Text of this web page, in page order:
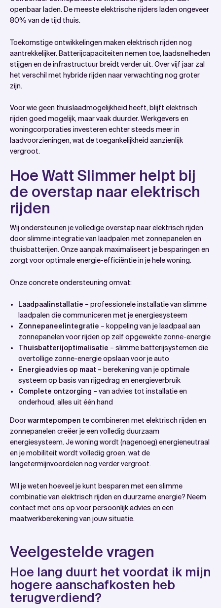
openbaar laden. De meeste elektrische rijders laden ongeveer
80% van de tijd thuis.
Toekomstige ontwikkelingen maken elektrisch rijden nog
aantrekkelijker. Batterijcapaciteiten nemen toe, laadsnelheden
stijgen en de infrastructuur breidt verder uit. Over vijf jaar zal
het verschil met hybride rijden naar verwachting nog groter
zijn.
Voor wie geen thuislaadmogelijkheid heeft, blijft elektrisch
rijden goed mogelijk, maar vaak duurder. Werkgevers en
woningcorporaties investeren echter steeds meer in
laadvoorzieningen, wat de toegankelijkheid aanzienlijk
vergroot.
Hoe Watt Slimmer helpt bij
de overstap naar elektrisch
rijden
Wij ondersteunen je volledige overstap naar elektrisch rijden
door slimme integratie van laadpalen met zonnepanelen en
thuisbatterijen. Onze aanpak maximaliseert je besparingen en
zorgt voor optimale energie-efficiëntie in je hele woning.
Onze concrete ondersteuning omvat:
Laadpaalinstallatie – professionele installatie van slimme
laadpalen die communiceren met je energiesysteem
Zonnepaneelintegratie – koppeling van je laadpaal aan
zonnepanelen voor rijden op zelf opgewekte zonne-energie
Thuisbatterijoptimalisatie – slimme batterijsystemen die
overtollige zonne-energie opslaan voor je auto
Energieadvies op maat – berekening van je optimale
systeem op basis van rijgedrag en energieverbruik
Complete ontzorging – van advies tot installatie en
onderhoud, alles uit één hand
Doorwarmtepompen te combineren met elektrisch rijden en
zonnepanelen creëer je een volledig duurzaam
energiesysteem. Je woning wordt (nagenoeg) energieneutraal
en je mobiliteit wordt volledig groen, wat de
langetermijnvoordelen nog verder vergroot.
Wil je weten hoeveel je kunt besparen met een slimme
combinatie van elektrisch rijden en duurzame energie? Neem
contact met ons op voor persoonlijk advies en een
maatwerkberekening van jouw situatie.
Veelgestelde vragen
Hoe lang duurt het voordat ik mijn
hogere aanschafkosten heb
terugverdiend?